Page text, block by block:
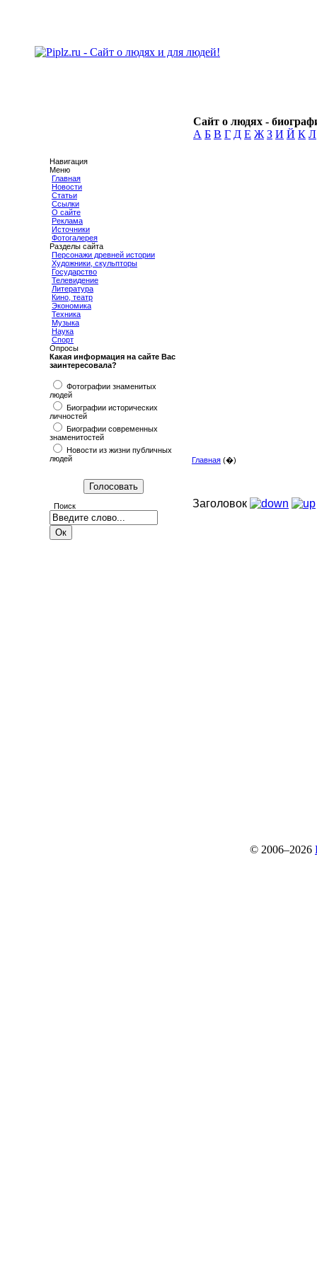
Сайт о людях -
А Б В Г Д Е Ж З И Й К Л
Навигация
Меню
Главная
Новости
Статьи
Ссылки
О сайте
Реклама
Источники
Фотогалерея
Разделы сайта
Персонажи древней истории
Художники, скульпторы
Государство
Телевидение
Литература
Кино, театр
Экономика
Техника
Музыка
Наука
Спорт
Опросы
Какая информация на сайте Вас
заинтересовала?
Фотографии знаменитых
людей
Биографии исторических
личностей
Биографии современных
знаменитостей
Новости из жизни публичных
людей
Поиск
Главная (�)
Заголовок
© 2006–2026